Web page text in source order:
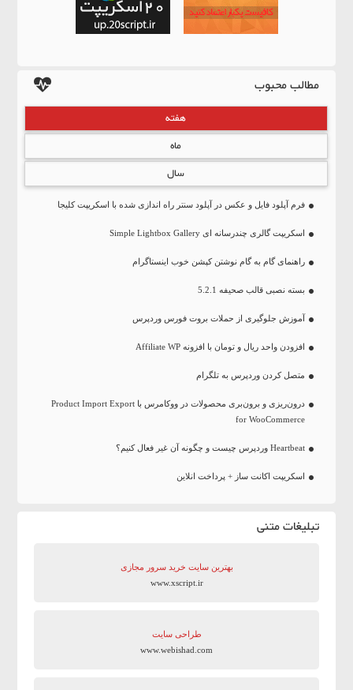
مطالب محبوب
هفته
ماه
سال
فرم آپلود فایل و عکس در آپلود سنتر راه اندازی شده با اسکریپت کلیجا
اسکریپت گالری چندرسانه ای Simple Lightbox Gallery
راهنمای گام به گام نوشتن کپشن خوب اینستاگرام
بسته نصبی قالب صحیفه 5.2.1
آموزش جلوگیری از حملات بروت فورس وردپرس
افزودن واحد ریال و تومان با افزونه Affiliate WP
متصل کردن وردپرس به تلگرام
درون‌ریزی و برون‌بری محصولات در ووکامرس با Product Import Export
for WooCommerce
Heartbeat وردپرس چیست و چگونه آن غیر فعال کنیم؟
اسکریپت اکانت ساز + پرداخت انلاین
تبلیغات متنی
بهترین سایت‌ خرید سرور مجازی
www.xscript.ir
طراحی سایت
www.webishad.com